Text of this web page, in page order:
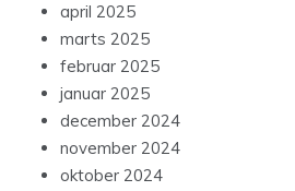
april 2025
marts 2025
februar 2025
januar 2025
december 2024
november 2024
oktober 2024